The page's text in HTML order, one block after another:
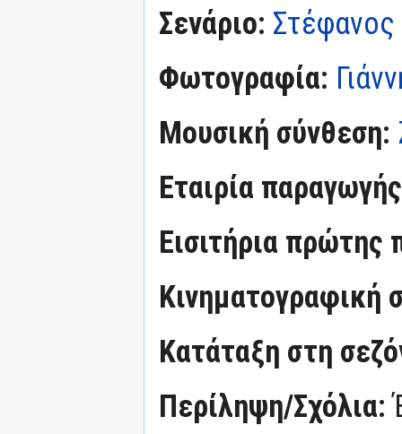
Σενάριο:
Φωτογραφία:
Μουσική σύνθεση:
Εταιρία
Εισιτήρια πρώτης
Κινηματογραφική
Κατάταξη στη
Περίληψη/Σχόλια: